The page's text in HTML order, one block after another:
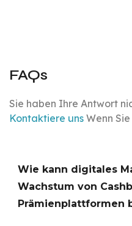
FAQs
Sie haben Ihre Antwort
Kontaktiere uns Wenn
Wie kann digitales
Wachstum von
Prämienplattformen